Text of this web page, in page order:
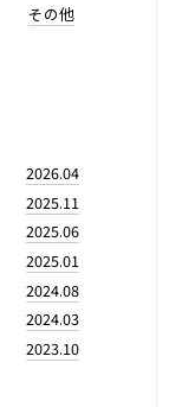
その他
2026.04
2025.11
2025.06
2025.01
2024.08
2024.03
2023.10